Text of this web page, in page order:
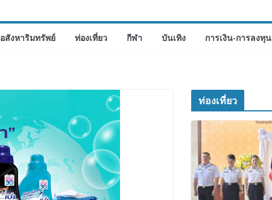
อสังหาริมทรัพย์ ท่องเที่ยว กีฬา บันเทิง การเงิน-การลงทุน
ท่องเที่ยว